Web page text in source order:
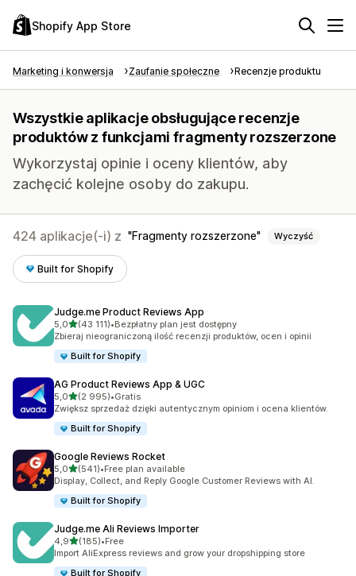
Shopify App Store
Marketing i konwersja Zaufanie społeczne Recenzje produktu
Wszystkie aplikacje obsługujące recenzje
produktów z funkcjami fragmenty rozszerzone
Wykorzystaj opinie i oceny klientów, aby
zachęcić kolejne osoby do zakupu.
424 aplikacje(-i) z Fragmenty rozszerzone Wyczyść
Built for Shopify
Judge.me Product Reviews App
5,0na 5 gwiazdek
(43 111)
Łączna liczba recenzji: 43111
•Bezpłatny plan jest dostępny
Zbieraj nieograniczoną ilość recenzji produktów, ocen i opinii
Built for Shopify
AG Product Reviews App & UGC
5,0na 5 gwiazdek
(2 995)
Łączna liczba recenzji: 2995
•Gratis
Zwiększ sprzedaż dzięki autentycznym opiniom i ocena klientów.
Built for Shopify
Google Reviews Rocket
5,0na 5 gwiazdek
(541)
Łączna liczba recenzji: 541
•Free plan available
Display, Collect, and Reply Google Customer Reviews with AI.
Built for Shopify
Judge.me Ali Reviews Importer
4,9na 5 gwiazdek
(185)
Łączna liczba recenzji: 185
•Free
Import AliExpress reviews and grow your dropshipping store
Built for Shopify